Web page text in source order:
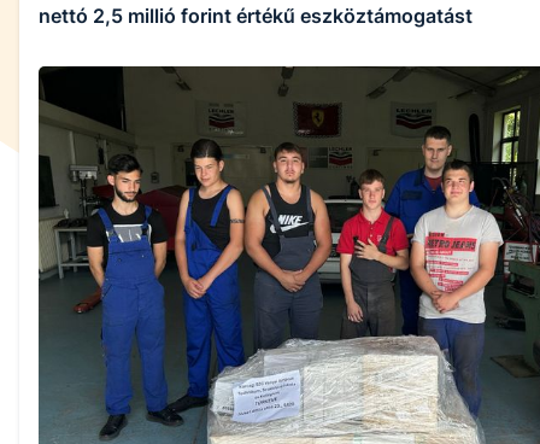
nettó 2,5 millió forint értékű eszköztámogatást